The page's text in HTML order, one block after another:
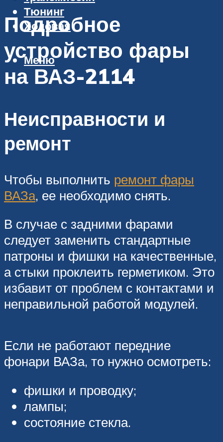
Тюнинг
Ходовая
Меню
Подробное
устройство фары
на ВАЗ-2114
Неисправности и
ремонт
Чтобы выполнить ремонт фары
ВАЗа, ее необходимо снять.
В случае с задними фарами
следует заменить стандартные
патроны и фишки на качественные,
а стыки проклеить герметиком. Это
избавит от проблем с контактами и
неправильной работой модулей.
Если не работают передние
фонари ВАЗа, то нужно осмотреть:
фишки и проводку;
лампы;
состояние стекла.